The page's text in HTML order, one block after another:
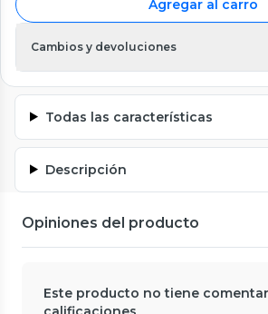
Agregar al carro
Cambios y devoluciones
Todas las características
Descripción
Opiniones del producto
Este producto no tiene